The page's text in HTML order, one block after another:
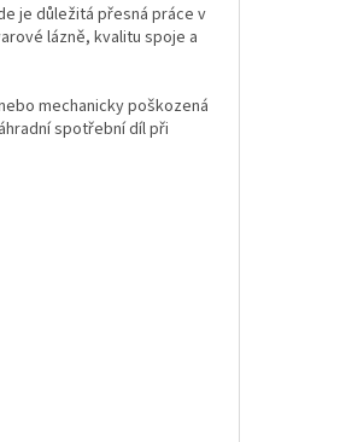
je důležitá přesná práce v
lázně, kvalitu spoje a
mechanicky poškozená
spotřební díl při